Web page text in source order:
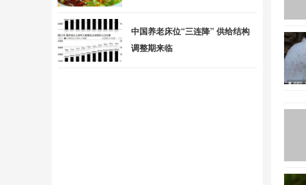
中国养老床位“三连降” 供给结构
调整期来临